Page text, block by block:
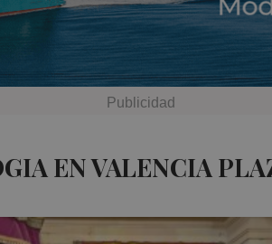
EN VALENCIA